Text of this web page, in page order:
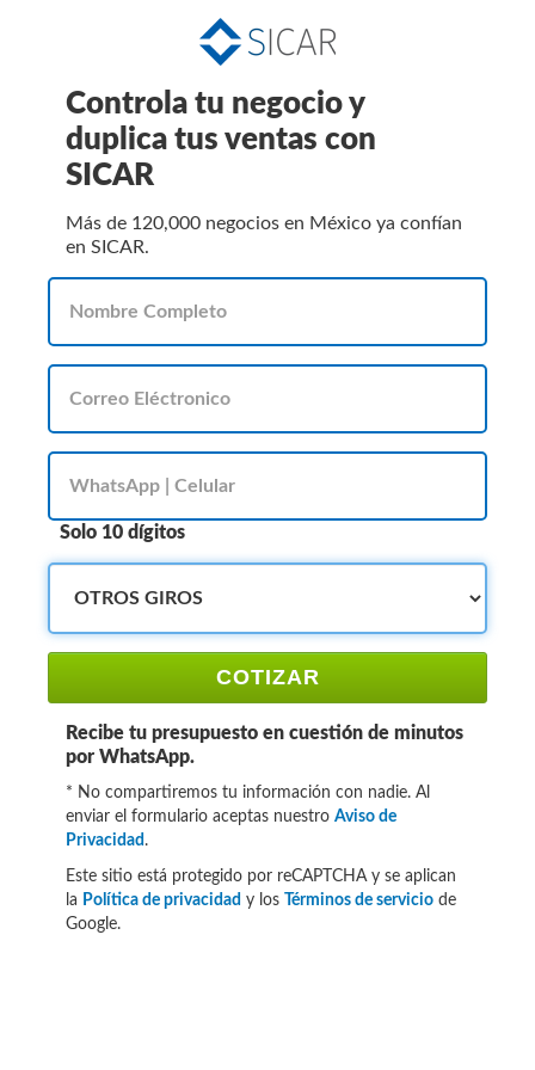
Controla tu negocio y
duplica tus ventas con
SICAR
Más de 120,000 negocios en México ya confían
en SICAR.
Solo 10 dígitos
COTIZAR
Recibe tu presupuesto en cuestión de minutos
por WhatsApp.
* No compartiremos tu información con nadie. Al
enviar el formulario aceptas nuestro Aviso de
Privacidad .
Este sitio está protegido por reCAPTCHA y se aplican
la Política de privacidad y los Términos de servicio de
Google.